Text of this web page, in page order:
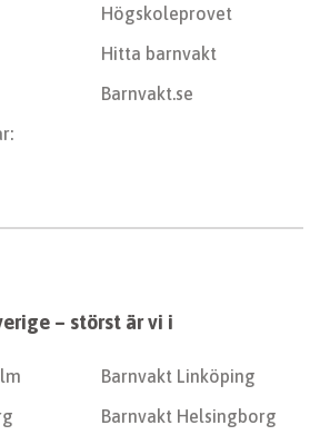
Högskoleprovet
Hitta barnvakt
Barnvakt.se
– störst är vi i
Barnvakt Linköping
Barnvakt Helsingborg